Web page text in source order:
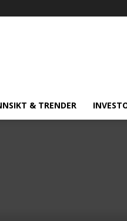
& TRENDER